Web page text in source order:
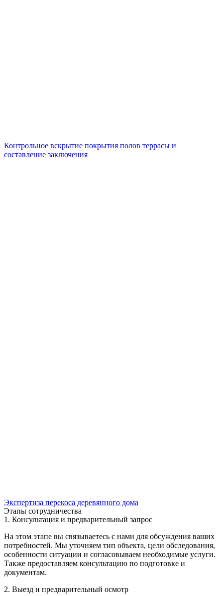
Контрольное вскрытие покрытия полов террасы и
составление заключения
Экспертиза перекоса деревянного дома
Этапы сотрудничества
1. Консультация и предварительный запрос
На этом этапе вы связываетесь с нами для обсуждения ваших
потребностей. Мы уточняем тип объекта, цели обследования,
особенности ситуации и согласовываем необходимые услуги.
Также предоставляем консультацию по подготовке и
документам.
2. Выезд и предварительный осмотр